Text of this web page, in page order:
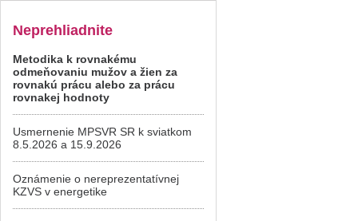
Neprehliadnite
Metodika k rovnakému
odmeňovaniu mužov a žien za
rovnakú prácu alebo za prácu
rovnakej hodnoty
Usmernenie MPSVR SR k sviatkom
8.5.2026 a 15.9.2026
Oznámenie o nereprezentatívnej
KZVS v energetike